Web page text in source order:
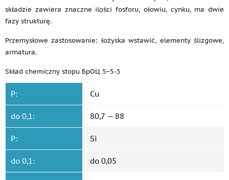
składzie zawiera znaczne ilości fosforu, ołowiu, cynku, ma dwie
fazy strukturę.
Przemysłowe zastosowanie: łożyska wstawić, elementy ślizgowe,
armatura.
Skład chemiczny stopu БрОЦ 5−5-5
P: Cu
do 0,1: 80,7 — 88
P: Si
do 0,1: do 0,05